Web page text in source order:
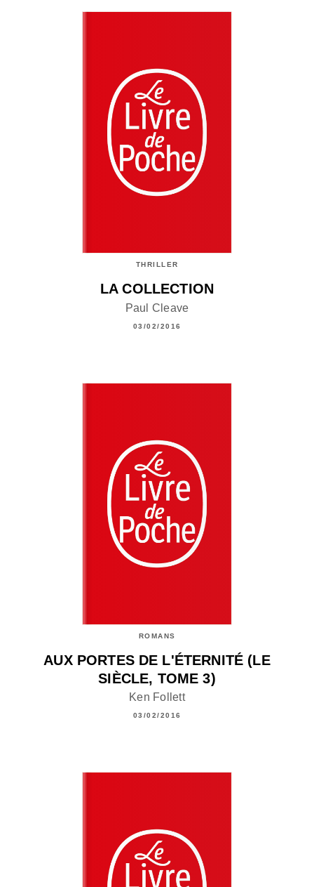
THRILLER
LA COLLECTION
Paul Cleave
03/02/2016
ROMANS
AUX PORTES DE L'ÉTERNITÉ (LE
SIÈCLE, TOME 3)
Ken Follett
03/02/2016